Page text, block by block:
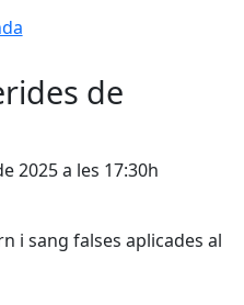
de
2025 a les 17:30h
i sang falses aplicades al